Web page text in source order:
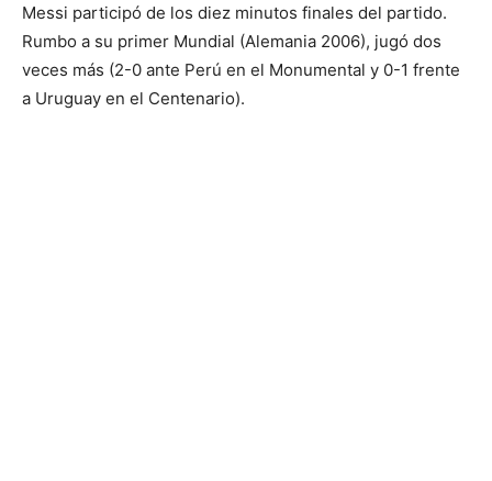
Messi participó de los diez minutos finales del partido.
Rumbo a su primer Mundial (Alemania 2006), jugó dos
veces más (2-0 ante Perú en el Monumental y 0-1 frente
a Uruguay en el Centenario).